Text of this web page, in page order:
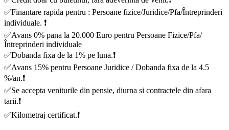
✅Finantare rapida pentru : Persoane fizice/Juridice/Pfa/Întreprinderi
individuale. ❗️
✅Avans 0% pana la 20.000 Euro pentru Persoane Fizice/Pfa/
Întreprinderi individuale
✅Dobanda fixa de la 1% pe luna.❗️
✅Avans 15% pentru Persoane Juridice / Dobanda fixa de la 4.5
%/an.❗️
✅Se accepta veniturile din pensie, diurna si contractele din afara
tarii.❗️
✅Kilometraj certificat.❗️